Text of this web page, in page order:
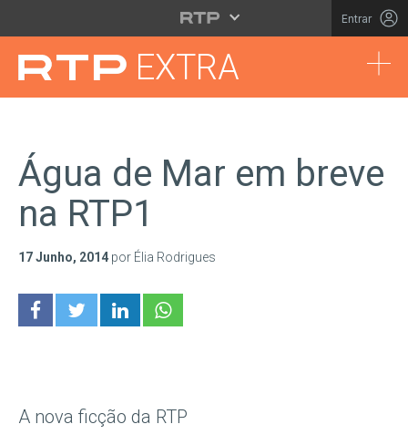
Saltar para o conteúdo principal
Entrar
EXTRA
Água de Mar em breve
na RTP1
17 Junho, 2014 por Élia Rodrigues
A nova ficção da RTP